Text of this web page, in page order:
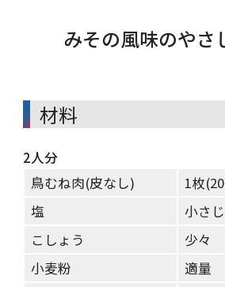
みその風味のやさ
材料
2人分
鳥むね肉(皮なし)
1枚
塩
小さ
こしょう
少々
小麦粉
適量